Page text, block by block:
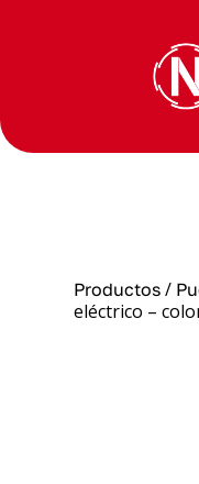
Productos /
eléctrico –